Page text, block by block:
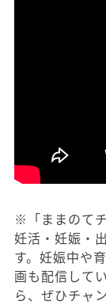
※「ままのて
妊活・妊娠・
す。妊娠中や
画も配信して
ら、ぜひチャ